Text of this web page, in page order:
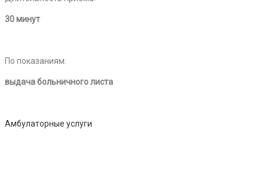
30 минут
По показаниям:
выдача больничного листа
Амбулаторные услуги